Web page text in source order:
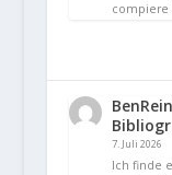
compiere
7. Juli 2026
Ich finde